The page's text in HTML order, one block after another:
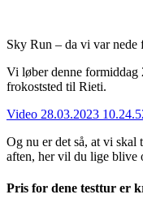
Sky Run – da vi var nede
Vi løber denne
frokoststed til Rieti.
Video 28.03.2023
Og nu er det så, at vi
aften, her vil du lige blive
Pris for dene testtur er